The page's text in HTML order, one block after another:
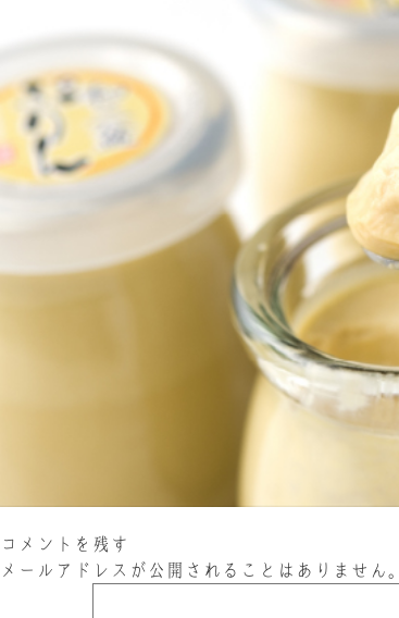
コメントを残す
メールアドレスが公開されることはありません。